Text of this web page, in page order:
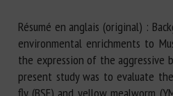
Résumé en anglais (original) :
environmental enrichments to
the expression of the aggressive
present study was to evaluate